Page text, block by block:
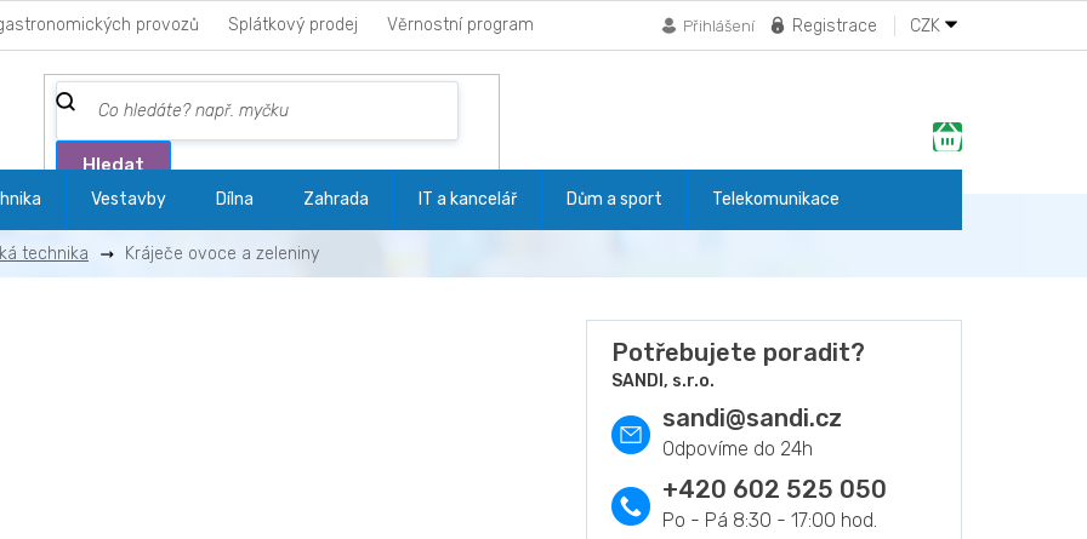
provozů Splátkový prodej Věrnostní program CZK
Registrace
Přihlášení
Hledat
Nákupní
košík
Vestavby Dílna Zahrada IT a kancelář Dům a sport Telekomunikace
technika Kráječe ovoce a zeleniny
Potřebujete poradit?
SANDI, s.r.o.
sandi@sandi.cz
+420 602 525 050